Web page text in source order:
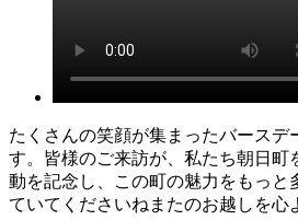
たくさんの笑顔が集まったバース
す。皆様のご来訪が、私たち朝日
動を記念し、この町の魅力をもっ
ていてくださいねまたのお越しを心